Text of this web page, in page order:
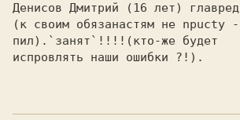
Денисов Дмитрий (16 лет) главред
(к своим обязaнaстям не npucty -
пил). `занят`!!!!(кто-же будет
испpовлять наши ошибки ?!).